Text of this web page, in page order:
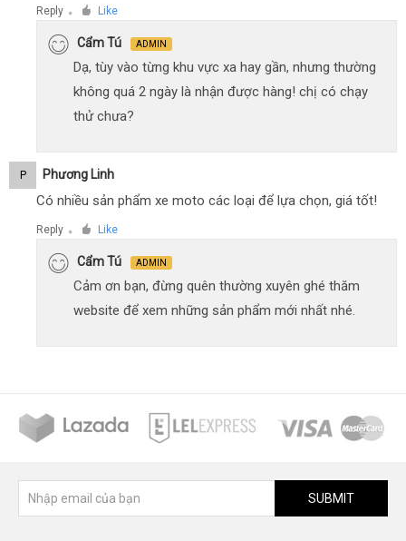
Reply ● Like
Cẩm Tú ADMIN
Dạ, tùy vào từng khu vực xa hay gần, nhưng thường
không quá 2 ngày là nhận được hàng! chị có chạy
thử chưa?
P Phương Linh
Có nhiều sản phẩm xe moto các loại để lựa chọn, giá tốt!
Reply ● Like
Cẩm Tú ADMIN
Cảm ơn bạn, đừng quên thường xuyên ghé thăm
website để xem những sản phẩm mới nhất nhé.
SUBMIT